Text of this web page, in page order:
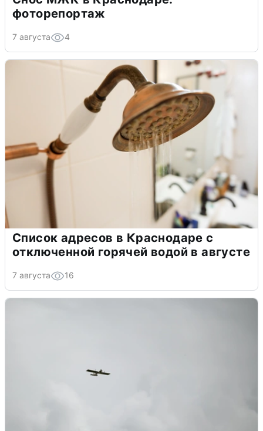
фоторепортаж
7 августа 4
Список адресов в Краснодаре с
отключенной горячей водой в августе
7 августа 16